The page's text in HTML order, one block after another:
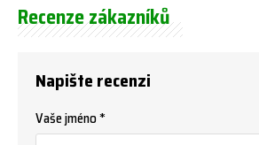
Recenze zákazníků
Napište recenzi
Vaše jméno *